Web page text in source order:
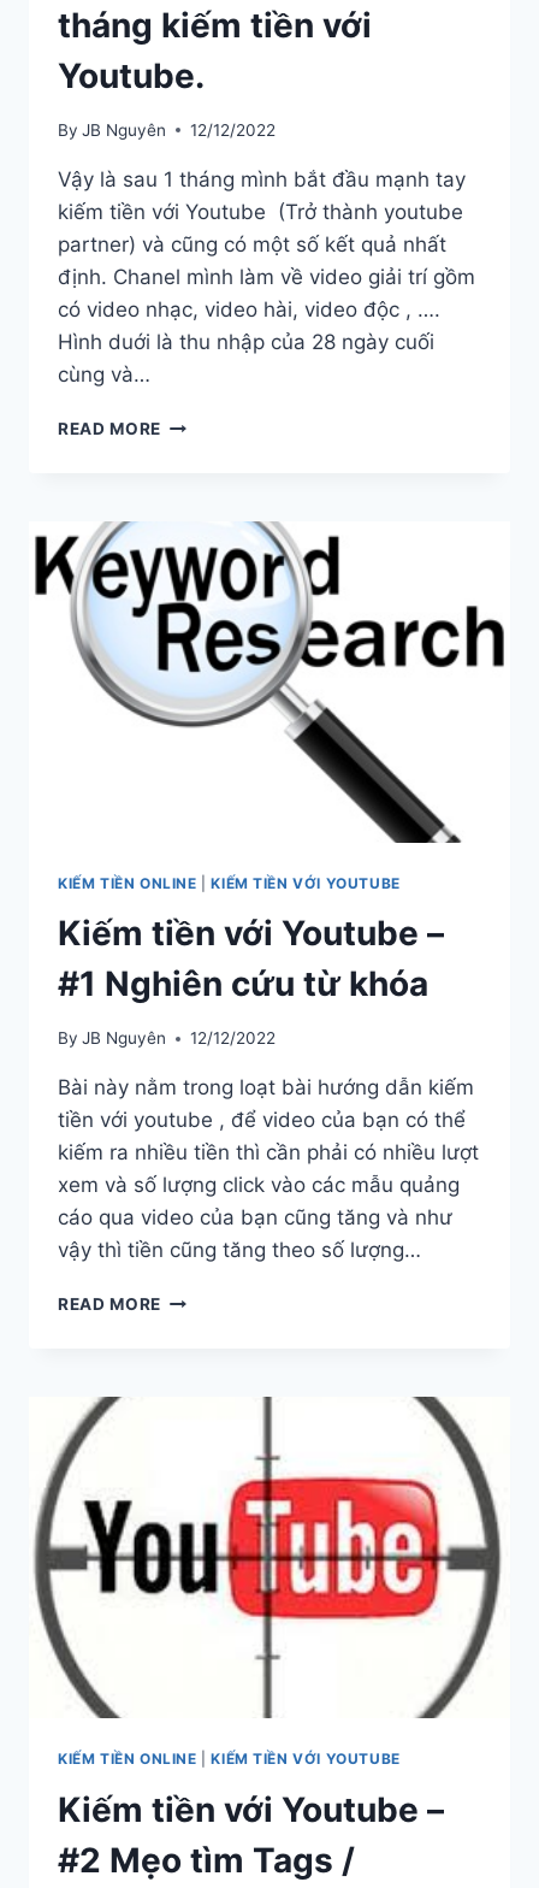
tháng kiếm tiền với
Youtube.
By JB Nguyên 12/12/2022
Vậy là sau 1 tháng mình bắt đầu mạnh tay
kiếm tiền với Youtube (Trở thành youtube
partner) và cũng có một số kết quả nhất
định. Chanel mình làm về video giải trí gồm
có video nhạc, video hài, video độc , ….
Hình duới là thu nhập của 28 ngày cuối
cùng và…
READ MORE KẾT
1
THÁNG
KIẾM
TIỀN
VỚI
YOUTUBE.
KIẾM TIỀN ONLINE |KIẾM TIỀN VỚI YOUTUBE
Kiếm tiền với Youtube –
#1 Nghiên cứu từ khóa
By JB Nguyên 12/12/2022
Bài này nằm trong loạt bài hướng dẫn kiếm
tiền với youtube , để video của bạn có thể
kiếm ra nhiều tiền thì cần phải có nhiều lượt
xem và số lượng click vào các mẫu quảng
cáo qua video của bạn cũng tăng và như
vậy thì tiền cũng tăng theo số lượng…
READ MORE KIẾM
KHÓA
KIẾM TIỀN ONLINE |KIẾM TIỀN VỚI YOUTUBE
Kiếm tiền với Youtube –
#2 Mẹo tìm Tags /